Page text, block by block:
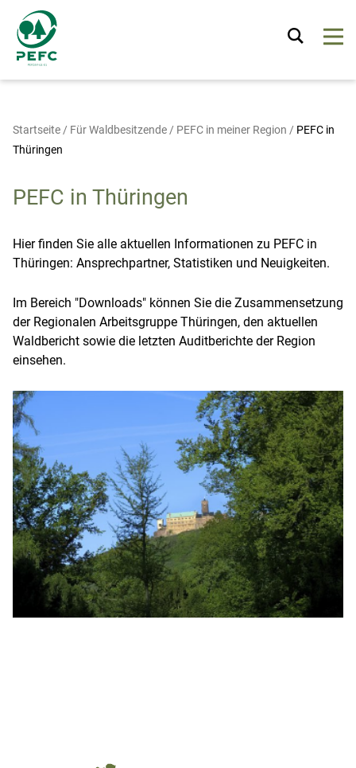
Startseite / Für Waldbesitzende / PEFC in meiner Region / PEFC in
Thüringen
PEFC in Thüringen
Hier finden Sie alle aktuellen Informationen zu PEFC in
Thüringen: Ansprechpartner, Statistiken und Neuigkeiten.
Im Bereich "Downloads" können Sie die Zusammensetzung
der Regionalen Arbeitsgruppe Thüringen, den aktuellen
Waldbericht sowie die letzten Auditberichte der Region
einsehen.